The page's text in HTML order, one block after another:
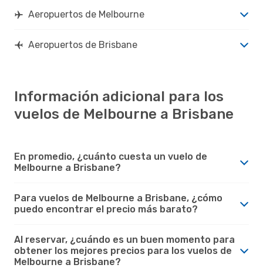
Aeropuertos de Melbourne
Aeropuertos de Brisbane
Información adicional para los
vuelos de Melbourne a Brisbane
En promedio, ¿cuánto cuesta un vuelo de
Melbourne a Brisbane?
Para vuelos de Melbourne a Brisbane, ¿cómo
puedo encontrar el precio más barato?
Al reservar, ¿cuándo es un buen momento para
obtener los mejores precios para los vuelos de
Melbourne a Brisbane?